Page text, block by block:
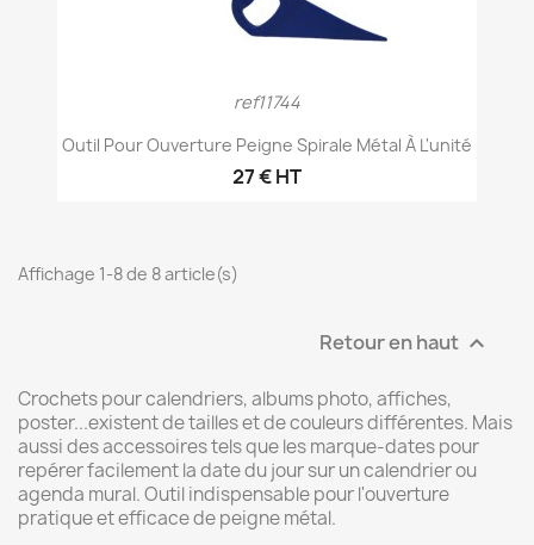
ref11744
Outil Pour Ouverture Peigne Spirale Métal À L'unité
27 € HT
Affichage 1-8 de 8 article(s)
Retour en haut 
Crochets pour calendriers, albums photo, affiches,
poster...existent de tailles et de couleurs différentes. Mais
aussi des accessoires tels que les marque-dates pour
repérer facilement la date du jour sur un calendrier ou
agenda mural. Outil indispensable pour l'ouverture
pratique et efficace de peigne métal.